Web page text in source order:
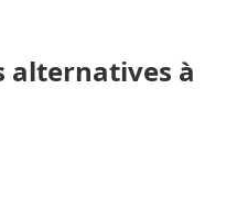
alternatives à